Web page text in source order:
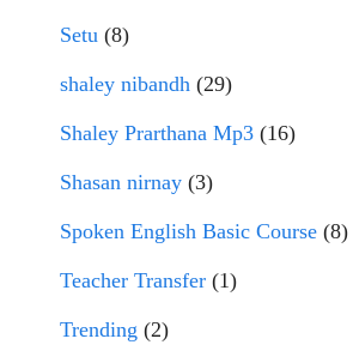
Setu (8)
shaley nibandh (29)
Shaley Prarthana Mp3 (16)
Shasan nirnay (3)
Spoken English Basic Course (8)
Teacher Transfer (1)
Trending (2)